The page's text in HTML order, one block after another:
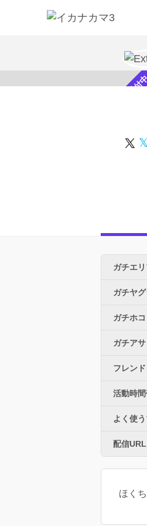
スカウト受
ガチエ
ガチヤグ
ガチホコ
ガチアサ
フレン
活動時
よく使
配信URL
ほく